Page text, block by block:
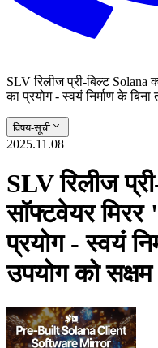
SLV रिलीज प्री-बिल्ट Solana
का प्रयोग - स्वयं निर्माण के
विषय-सूची
2025.11.08
SLV रिलीज
सॉफ्टवेयर
प्रयोग - स्वयं
उपयोग को